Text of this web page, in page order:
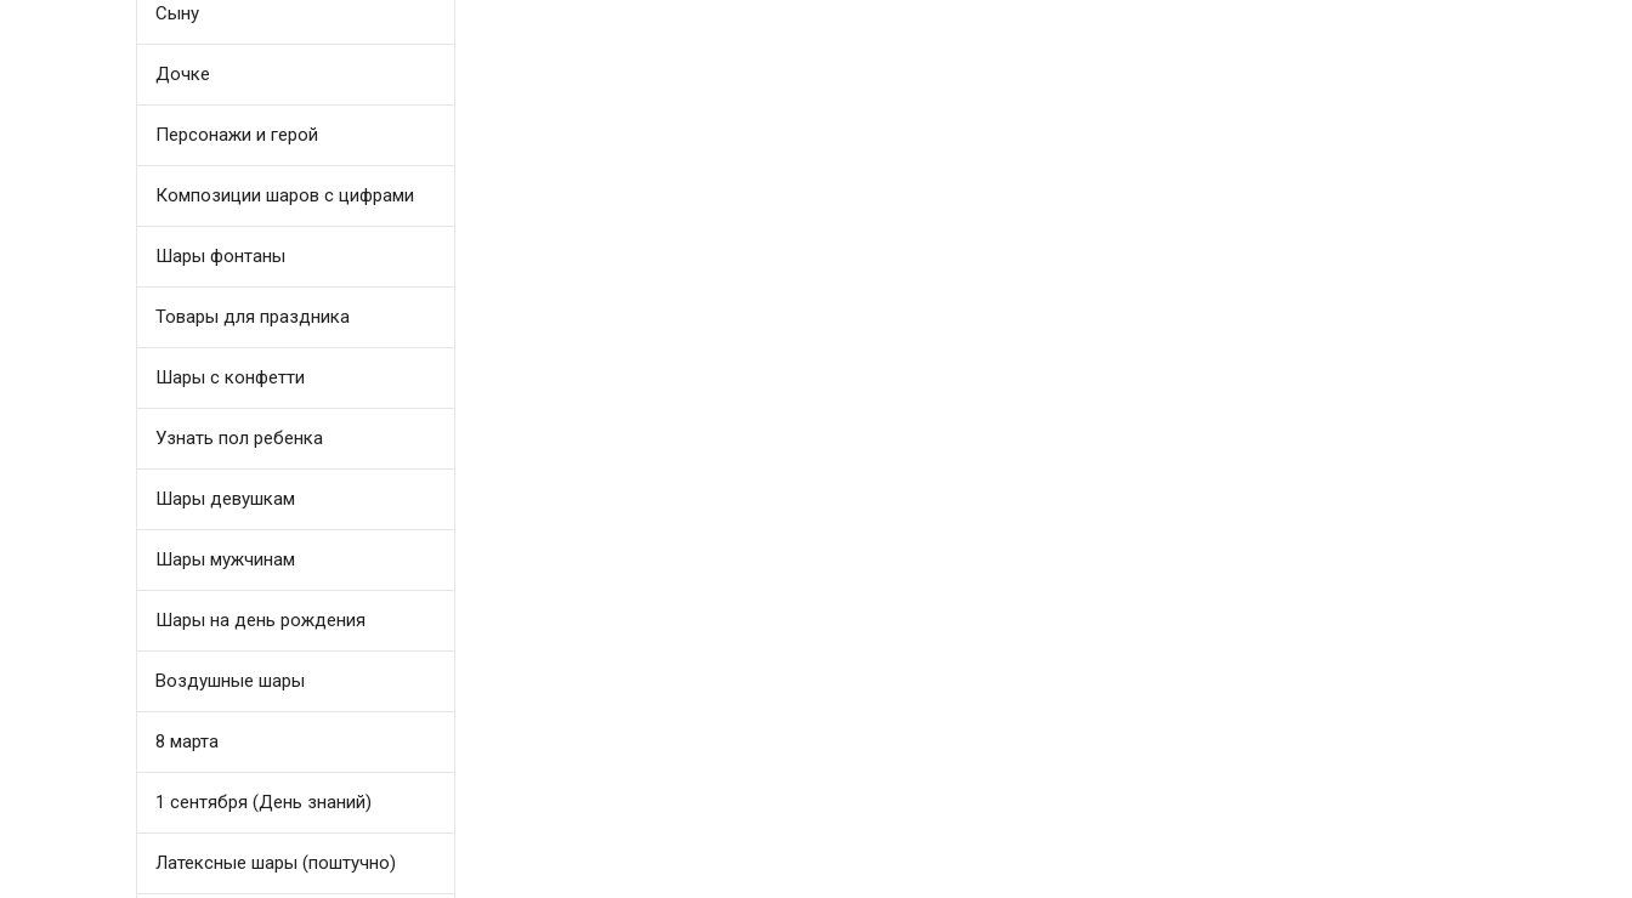
Сыну
Дочке
Персонажи и герой
Композиции шаров с цифрами
Шары фонтаны
Товары для праздника
Шары с конфетти
Узнать пол ребенка
Шары девушкам
Шары мужчинам
Шары на день рождения
Воздушные шары
8 марта
1 сентября (День знаний)
Латексные шары (поштучно)